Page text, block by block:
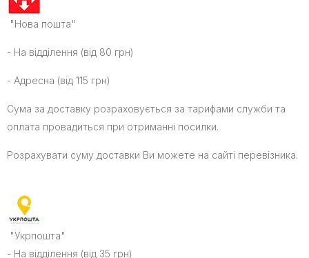
"Нова пошта"
- На відділення (від 80 грн)
- Адресна (від 115 грн)
Сума за доставку розраховується за тарифами служби та
оплата провадиться при отриманні посилки.
Розрахувати суму доставки Ви можете на сайті перевізника.
"Укрпошта"
- На відділення (від 35 грн)